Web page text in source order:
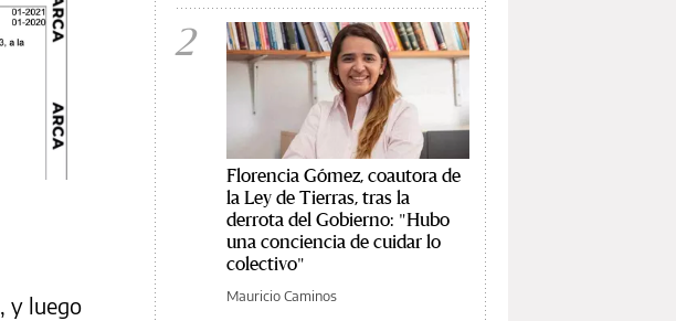
, y luego
2
Florencia Gómez, coautora de
la Ley de Tierras, tras la
derrota del Gobierno: "Hubo
una conciencia de cuidar lo
colectivo"
Mauricio Caminos